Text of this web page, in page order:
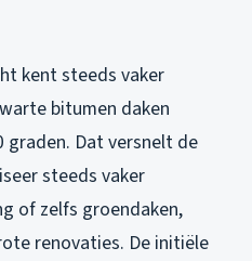
kent steeds vaker
bitumen daken
graden. Dat versnelt de
steeds vaker
of zelfs groendaken,
renovaties. De initiële